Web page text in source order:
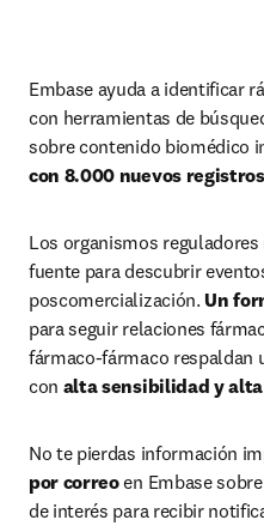
Embase ayuda a identificar
con herramientas de
sobre contenido biomédico
con 8.000 nuevos registros
Los organismos
fuente para descubrir
poscomercialización. Un
para seguir relaciones
fármaco‑fármaco respaldan
con alta sensibilidad y
No te pierdas información
por correo en Embase
de interés para recibir